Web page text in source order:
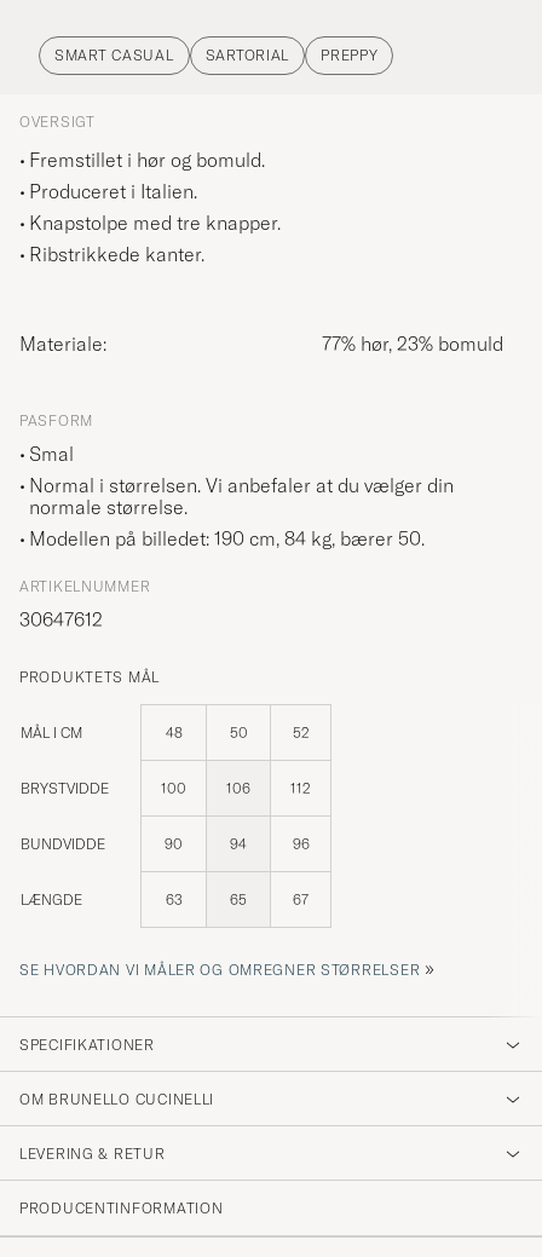
SMART CASUAL SARTORIAL PREPPY
OVERSIGT
Fremstillet i hør og bomuld.
Produceret i Italien.
Knapstolpe med tre knapper.
Ribstrikkede kanter.
Materiale: 77% hør, 23% bomuld
PASFORM
Smal
Normal i størrelsen. Vi anbefaler at du vælger din
normale størrelse.
Modellen på billedet: 190 cm, 84 kg, bærer 50.
ARTIKELNUMMER
30647612
PRODUKTETS MÅL
MÅL I CM 48 50 52
BRYSTVIDDE 100 106 112
BUNDVIDDE 90 94 96
LÆNGDE 63 65 67
SE HVORDAN VI MÅLER OG OMREGNER STØRRELSER »
SPECIFIKATIONER
OM BRUNELLO CUCINELLI
LEVERING & RETUR
PRODUCENTINFORMATION